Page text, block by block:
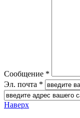
Сообщение *
Эл. почта *
Наверх